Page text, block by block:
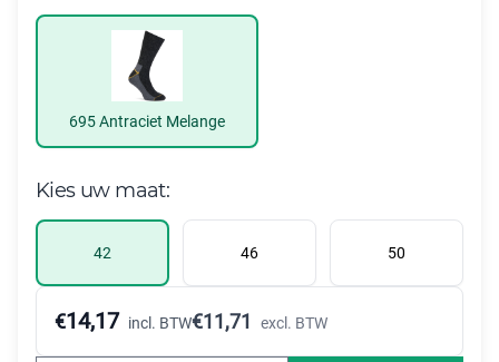
695 Antraciet Melange
Kies uw maat:
42 46 50
€14,17 incl. BTW€11,71 excl. BTW